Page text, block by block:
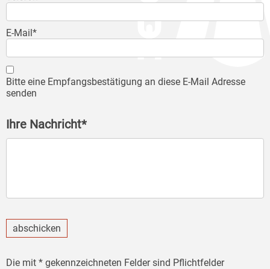
E-Mail*
Bitte eine Empfangsbestätigung an diese E-Mail Adresse
senden
Ihre Nachricht*
abschicken
Die mit * gekennzeichneten Felder sind Pflichtfelder